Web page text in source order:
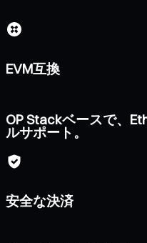
EVM互換
OP Stackベースで、
ルサポート。
安全な決済